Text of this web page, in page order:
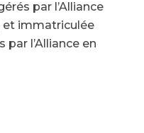
par l’Alliance
et immatriculée
l’Alliance en